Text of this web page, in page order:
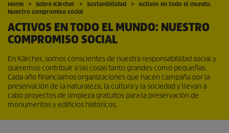
Home Sobre Kärcher Sostenibilidad
Activos en todo el mundo:
Nuestro compromiso social
ACTIVOS EN TODO EL MUNDO: NUESTRO
COMPROMISO SOCIAL
En Kärcher, somos conscientes de nuestra responsabilidad social y
queremos contribuir a las cosas tanto grandes como pequeñas.
Cada año financiamos organizaciones que hacen campaña por la
preservación de la naturaleza, la cultura y la sociedad y llevan a
cabo proyectos de limpieza gratuitos para la preservación de
monumentos y edificios históricos.